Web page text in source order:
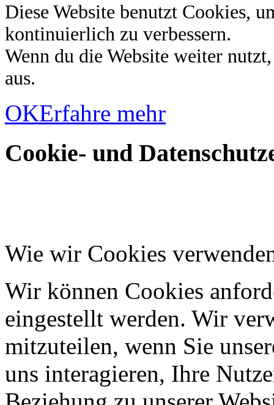
Diese Website benutzt Cookies,
kontinuierlich zu verbessern.
Wenn du die Website weiter
aus.
OKErfahre mehr
Cookie- und
Wie wir Cookies
Wir können Cookies
eingestellt werden. Wir
mitzuteilen, wenn Sie
uns interagieren, Ihre